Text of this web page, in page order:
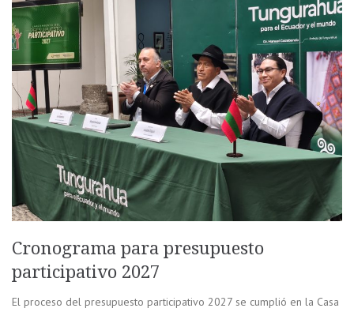
Cronograma para presupuesto
participativo 2027
El proceso del presupuesto participativo 2027 se cumplió en la Casa